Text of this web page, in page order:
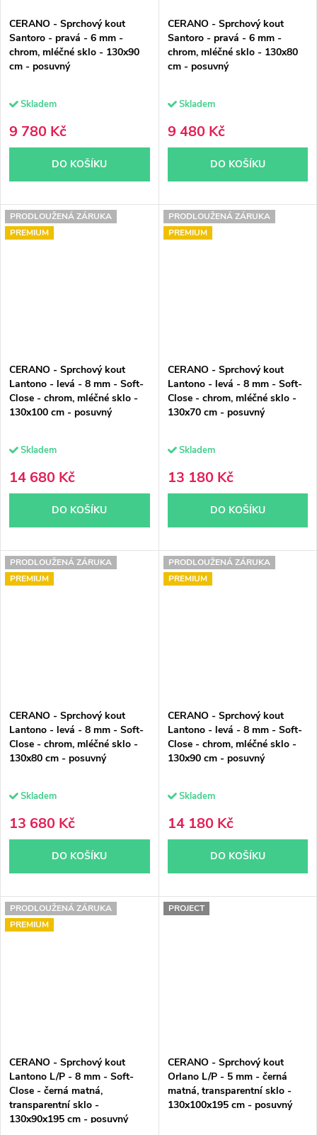
CERANO - Sprchový kout
Santoro - pravá - 6 mm -
chrom, mléčné sklo - 130x90
cm - posuvný
Skladem
9 780 Kč
DO KOŠÍKU
CERANO - Sprchový kout
Santoro - pravá - 6 mm -
chrom, mléčné sklo - 130x80
cm - posuvný
Skladem
9 480 Kč
DO KOŠÍKU
PRODLOUŽENÁ ZÁRUKA
PREMIUM
CERANO - Sprchový kout
Lantono - levá - 8 mm - Soft-
Close - chrom, mléčné sklo -
130x100 cm - posuvný
Skladem
14 680 Kč
DO KOŠÍKU
PRODLOUŽENÁ ZÁRUKA
PREMIUM
CERANO - Sprchový kout
Lantono - levá - 8 mm - Soft-
Close - chrom, mléčné sklo -
130x70 cm - posuvný
Skladem
13 180 Kč
DO KOŠÍKU
PRODLOUŽENÁ ZÁRUKA
PREMIUM
CERANO - Sprchový kout
Lantono - levá - 8 mm - Soft-
Close - chrom, mléčné sklo -
130x80 cm - posuvný
Skladem
13 680 Kč
DO KOŠÍKU
PRODLOUŽENÁ ZÁRUKA
PREMIUM
CERANO - Sprchový kout
Lantono - levá - 8 mm - Soft-
Close - chrom, mléčné sklo -
130x90 cm - posuvný
Skladem
14 180 Kč
DO KOŠÍKU
PRODLOUŽENÁ ZÁRUKA
PREMIUM
CERANO - Sprchový kout
Lantono L/P - 8 mm - Soft-
Close - černá matná,
transparentní sklo -
130x90x195 cm - posuvný
PROJECT
CERANO - Sprchový kout
Orlano L/P - 5 mm - černá
matná, transparentní sklo -
130x100x195 cm - posuvný